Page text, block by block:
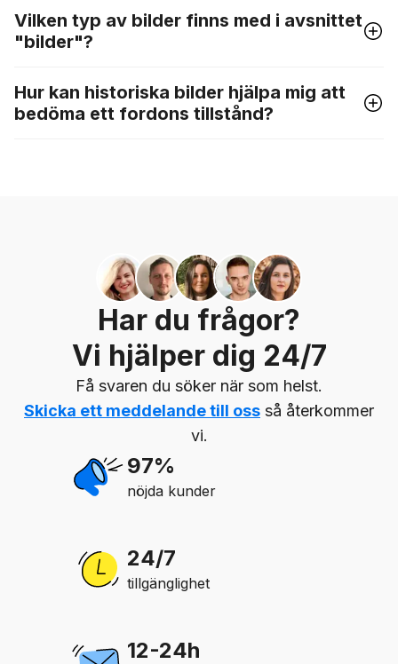
Vilken typ av bilder finns med i avsnittet
"bilder"?
Hur kan historiska bilder hjälpa mig att
bedöma ett fordons tillstånd?
Har du frågor?
Vi hjälper dig 24/7
Få svaren du söker när som helst.
Skicka ett meddelande till oss så återkommer
vi.
97%
nöjda kunder
24/7
tillgänglighet
12-24h